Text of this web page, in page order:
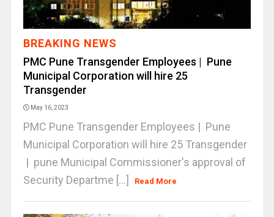
BREAKING NEWS
PMC Pune Transgender Employees | Pune
Municipal Corporation will hire 25
Transgender
May 16, 2023
PMC Pune Transgender Employees | Pune
Municipal Corporation will hire 25 Transgender
| pune Municipal Commissioner's approval of
Security Departme [...]
Read More